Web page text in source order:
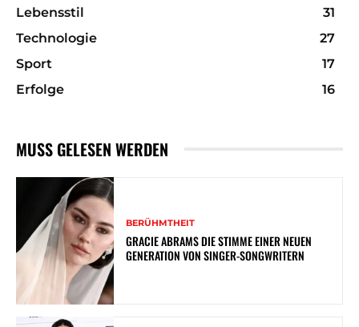
Lebensstil
31
Technologie
27
Sport
17
Erfolge
16
MUSS GELESEN WERDEN
BERÜHMTHEIT
GRACIE ABRAMS DIE STIMME EINER NEUEN
GENERATION VON SINGER-SONGWRITERN